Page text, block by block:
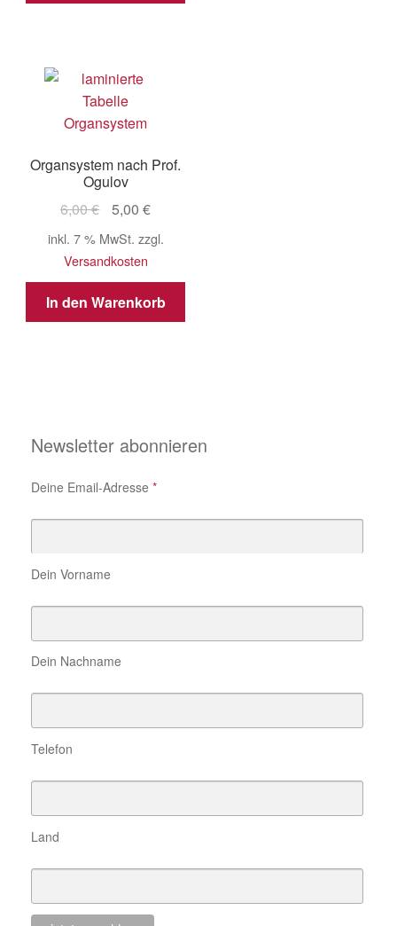
Organsystem nach Prof.
Ogulov
6,00€ Ursprünglicher
Preis
war:
5,00€Aktueller
Preis
ist:
inkl. 7 % MwSt. zzgl.
Versandkosten
In den Warenkorb
Newsletter abonnieren
Deine Email-Adresse *
Dein Vorname
Dein Nachname
Telefon
Land